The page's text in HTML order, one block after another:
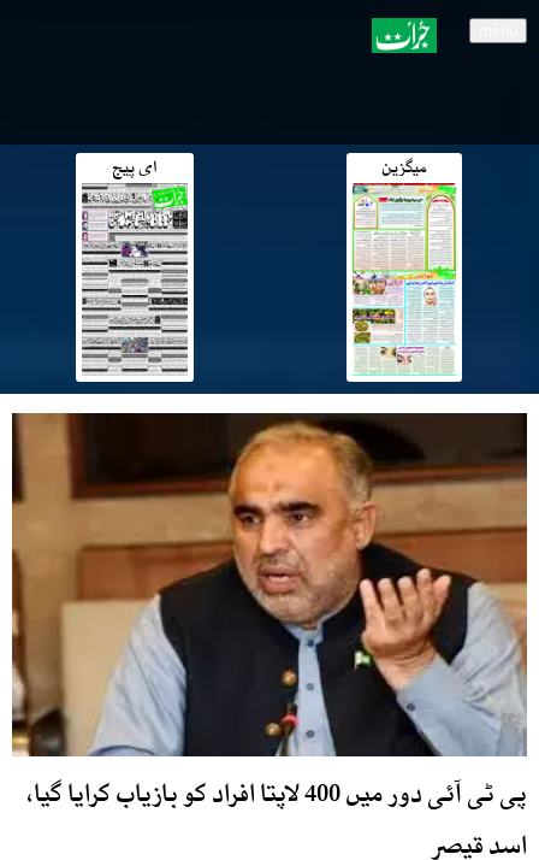
میگزین ای پیج
پی ٹی آئی دور میں 400 لاپتا افراد کو بازیاب کرایا گیا،